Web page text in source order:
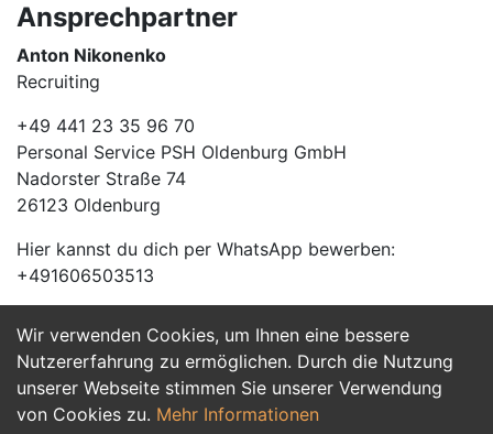
Wir verwenden Cookies, um Ihnen eine bessere
Nutzererfahrung zu ermöglichen. Durch die Nutzung
unserer Webseite stimmen Sie unserer Verwendung
von Cookies zu. Mehr Informationen
Ansprechpartner
Anton Nikonenko
Recruiting
+49 441 23 35 96 70
Personal Service PSH Oldenburg GmbH
Nadorster Straße 74
26123 Oldenburg
Hier kannst du dich per WhatsApp bewerben:
+491606503513
Jetzt Bewerben